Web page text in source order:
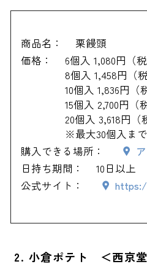
商品名：
栗饅頭
価格：
6個入 1,080円（税
8個入 1,458円（税
10個入 1,836円（
15個入 2,700円（
20個入 3,618円（
※最大30個入ま
購入できる場所：
日持ち期間：
10日以上
公式サイト：
2. 小倉ポテト ＜西京